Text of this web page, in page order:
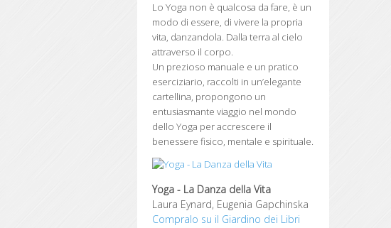
Lo Yoga non è qualcosa da fare, è un
modo di essere, di vivere la propria
vita, danzandola. Dalla terra al cielo
attraverso il corpo.
Un prezioso manuale e un pratico
eserciziario, raccolti in un’elegante
cartellina, propongono un
entusiasmante viaggio nel mondo
dello Yoga per accrescere il
benessere fisico, mentale e spirituale.
Yoga - La Danza della Vita
Laura Eynard, Eugenia Gapchinska
Compralo su il Giardino dei Libri